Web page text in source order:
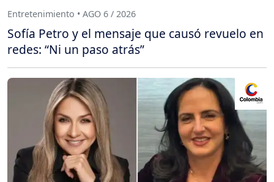
Entretenimiento • AGO 6 / 2026
Sofía Petro y el mensaje que causó revuelo en
redes: “Ni un paso atrás”